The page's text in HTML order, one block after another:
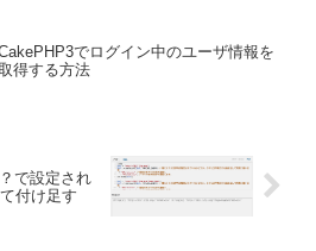
でログイン中のユーザ情報を
得する方法
で設定され
付け足す